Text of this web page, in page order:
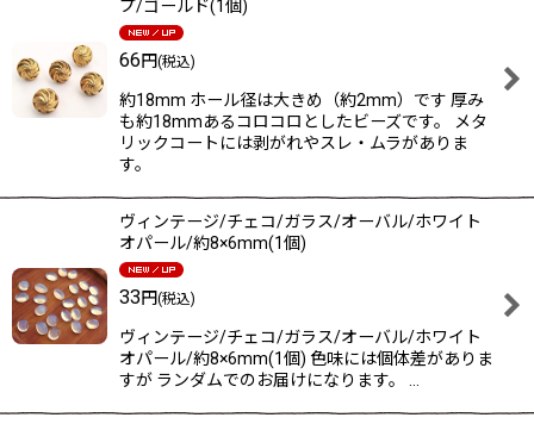
プ/ゴールド(1個)
66円(税込)
約18mm ホール径は大きめ（約2mm）です 厚み
も約18mmあるコロコロとしたビーズです。 メタ
リックコートには剥がれやスレ・ムラがありま
す。
ヴィンテージ/チェコ/ガラス/オーバル/ホワイト
オパール/約8×6mm(1個)
33円(税込)
ヴィンテージ/チェコ/ガラス/オーバル/ホワイト
オパール/約8×6mm(1個) 色味には個体差がありま
すが ランダムでのお届けになります。 …